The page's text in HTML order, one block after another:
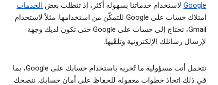
Google لاستخدام خدماتنا بسهولة أكثر، إذ تتطلب بعض الخدمات
امتلاك حساب على Google للتمكّن من استخدامها. مثلاً لاستخدام
Gmail، تحتاج إلى حساب على Google حتى تكون لديك وجهة
لإرسال رسائلك الإلكترونية وتلقّيها.
تتحمل أنت مسؤولية ما تُجريه باستخدام حسابك على Google، بما
في ذلك اتخاذ خطوات معقولة للحفاظ على أمان حسابك. ننصحك